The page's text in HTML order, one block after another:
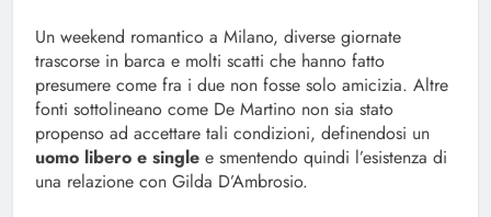
Un weekend romantico a Milano, diverse giornate
trascorse in barca e molti scatti che hanno fatto
presumere come fra i due non fosse solo amicizia. Altre
fonti sottolineano come De Martino non sia stato
propenso ad accettare tali condizioni, definendosi un
uomo libero e single e smentendo quindi l’esistenza di
una relazione con Gilda D’Ambrosio.